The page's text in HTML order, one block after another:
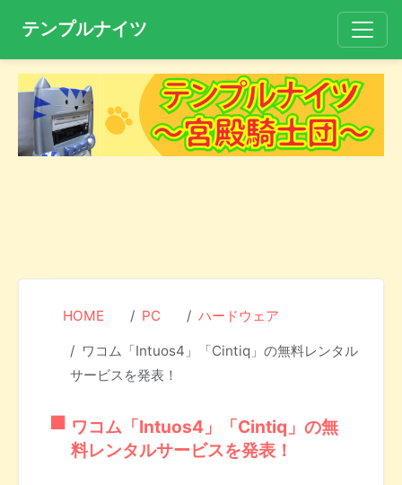
テンプルナイツ
HOME PC ハードウェア
ワコム「Intuos4」「Cintiq」の無料レンタル
サービスを発表！
ワコム「Intuos4」「Cintiq」の無
料レンタルサービスを発表！